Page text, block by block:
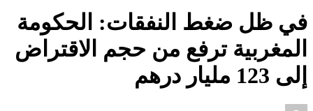
في ظل ضغط النفقات: الحكومة
المغربية ترفع من حجم الاقتراض
إلى 123 مليار درهم